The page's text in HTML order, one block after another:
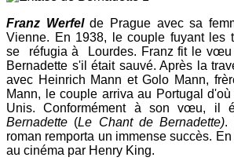
Franz Werfelde Prague avec sa
Vienne. En 1938, le couple fuyant les
se réfugia à Lourdes. Franz fit le vœu
Bernadette s'il était sauvé. Après la
avec Heinrich Mann et Golo Mann,
Mann, le couple arriva au Portugal
Unis. Conformément à son vœu, il
Bernadette (Le Chant de Bernadette).
roman remporta un immense succès.
au cinéma par Henry King.